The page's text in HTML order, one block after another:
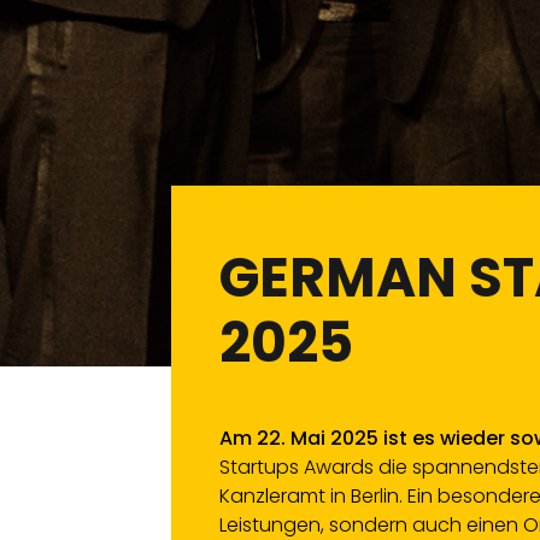
GERMAN
2025
Am 22. Mai 2025 ist es wieder
Startups Awards die
Kanzleramt in Berlin. Ein
Leistungen, sondern auch einen